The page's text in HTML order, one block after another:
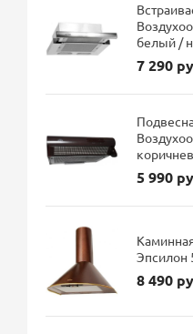
белый /
7 290
5 990
Эпсилон
8 490